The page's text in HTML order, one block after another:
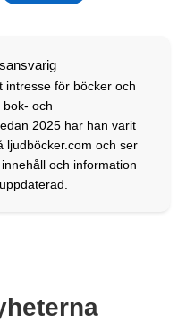
intresse för böcker och
och
2025 har han varit
ljudböcker.com och ser
och information